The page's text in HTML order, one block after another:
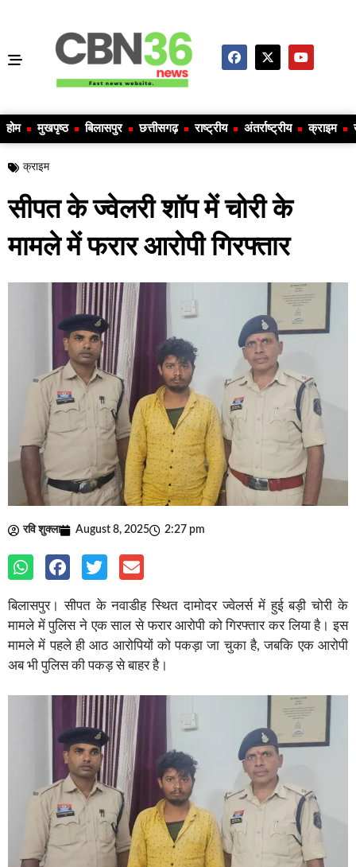
होम मुखपृष्ठ बिलासपुर छत्तीसगढ़ राष्ट्रीय अंतर्राष्ट्रीय क्राइम
क्राइम
सीपत के ज्वेलरी शॉप में चोरी के
मामले में फरार आरोपी गिरफ्तार
रवि शुक्ला August 8, 2025 2:27 pm
बिलासपुर। सीपत के नवाडीह स्थित दामोदर ज्वेलर्स में हुई बड़ी चोरी के
मामले में पुलिस ने एक साल से फरार आरोपी को गिरफ्तार कर लिया है। इस
मामले में पहले ही आठ आरोपियों को पकड़ा जा चुका है, जबकि एक आरोपी
अब भी पुलिस की पकड़ से बाहर है।